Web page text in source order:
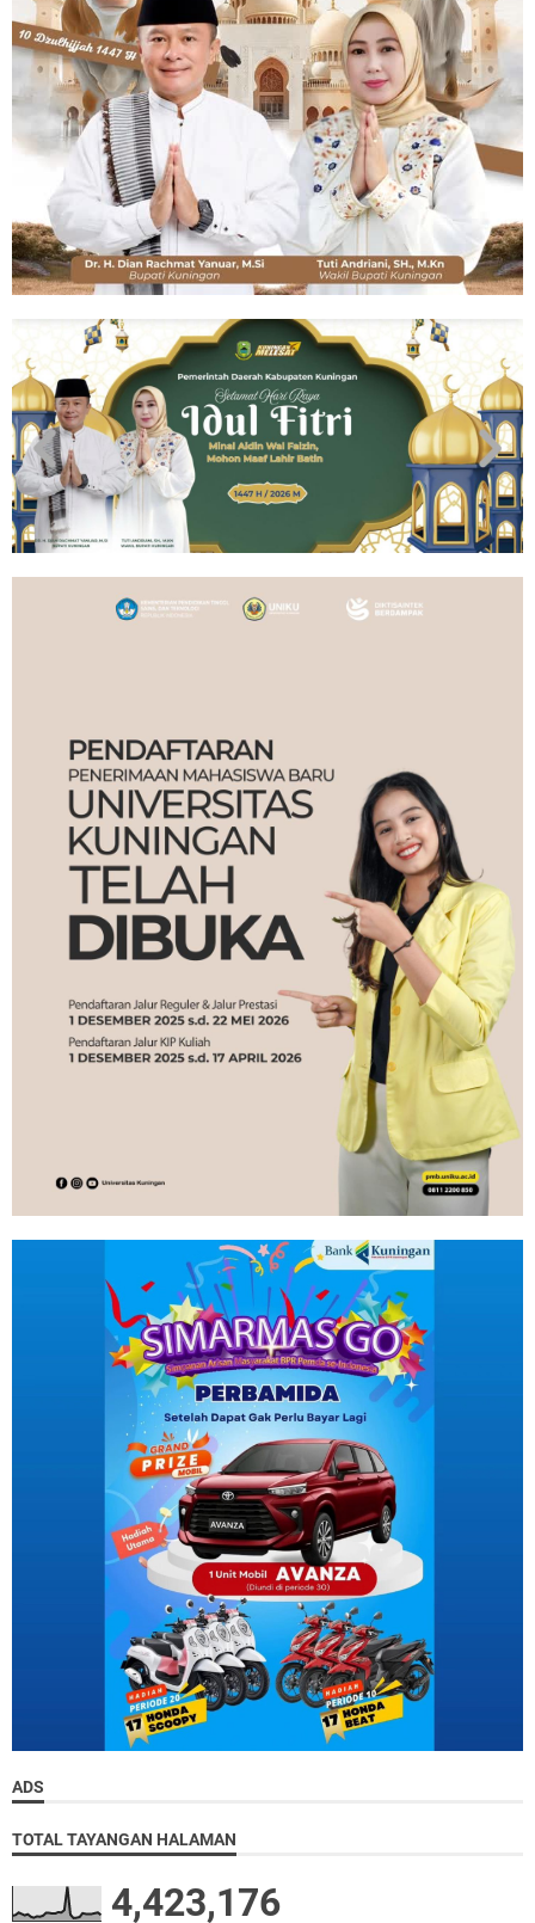
ADS
TOTAL TAYANGAN HALAMAN
4,423,176